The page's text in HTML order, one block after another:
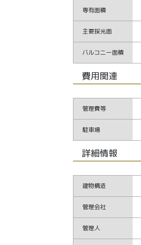
専有面積
主要採光面
バルコニー面積
費用関連
管理費等
駐車場
詳細情報
建物構造
管理会社
管理人